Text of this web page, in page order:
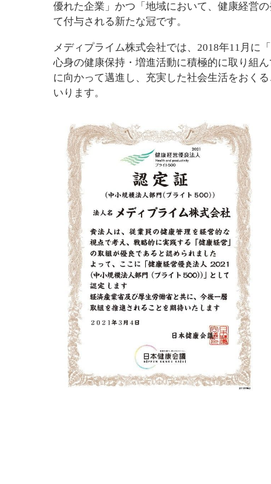
優れた企業」かつ「地域において、健康経営
て付与される新たな冠です。
メディプライム株式会社では、2018年11月に
心身の健康保持・増進活動に積極的に取り組
に向かって邁進し、充実した社会生活をおく
いります。